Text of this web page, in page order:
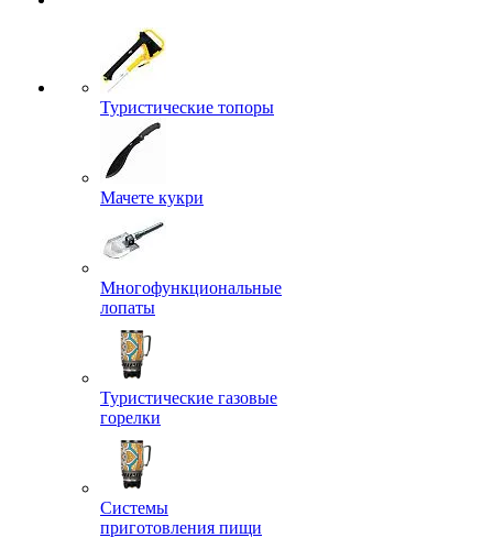
Туристические топоры
Мачете кукри
Многофункциональные
лопаты
Туристические газовые
горелки
Системы
приготовления пищи